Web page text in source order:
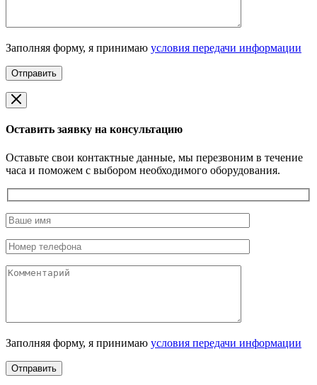
Заполняя форму, я принимаю условия передачи информации
Оставить заявку на консультацию
Оставьте свои контактные данные, мы перезвоним в течение
часа и поможем с выбором необходимого оборудования.
Заполняя форму, я принимаю условия передачи информации